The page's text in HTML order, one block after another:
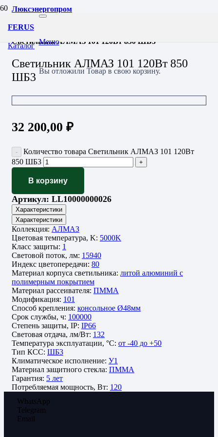
FERUS
Меню
Вы отложили Товарв свою корзину.
Каталог
Люксэнергопром
Уличное освещение
Светильники светодиодные консольные
Светильник АЛМАЗ 101 120Вт 850 ШБ3
Светильник АЛМАЗ 101 120Вт 850
ШБ3
32 200,00 ₽
Количество товара Светильник АЛМАЗ 101 120Вт
850 ШБ3
В корзину
Артикул: LL10000000026
Характеристики
Характеристики
Коллекция: АЛМАЗ
Цветовая температура, K: 5000K
Класс защиты: 1
Световой поток, лм: 15940
Индекс цветопередачи: 80
Материал корпуса светильника: литой алюминий с
полимерным покрытием
Материал рассеивателя: ПММА
Модификация: 101
Способ крепления: консольное Ø48мм
Срок службы, ч: 100000
Степень защиты, IP: IP66
Световая отдача, лм/Вт: 132
Температура эксплуатации, °C: от -40 до +50
Тип КСС: ШБ3
Климатическое исполнение: У1
Материал защитного стекла: ПММА
Гарантия: 5 лет
Потребляемая мощность, Вт: 120
WhatsApp
Telegram
Email